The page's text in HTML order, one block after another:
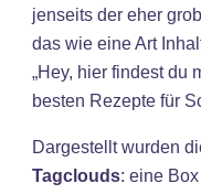
jenseits der eher
das wie eine Art
„Hey, hier findest du
besten Rezepte für
Dargestellt wurden
Tagclouds: eine